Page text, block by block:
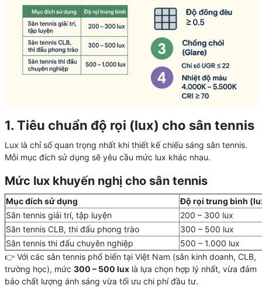
1. Tiêu chuẩn độ rọi (lux) cho sân tennis
Lux là chỉ số quan trọng nhất khi thiết kế chiếu sáng sân tennis.
Mỗi mục đích sử dụng sẽ yêu cầu mức lux khác nhau.
Mức lux khuyến nghị cho sân tennis
Mục đích sử dụng
Độ rọi trung bình
Sân tennis giải trí, tập luyện
200 – 300 lux
Sân tennis CLB, thi đấu phong trào
300 – 500 lux
Sân tennis thi đấu chuyên nghiệp
500 – 1.000 lux
👉 Với các sân tennis phổ biến tại Việt Nam (sân kinh doanh, CLB,
trường học), mức 300 – 500 luxlà lựa chọn hợp lý nhất, vừa đảm
bảo chất lượng ánh sáng vừa tối ưu chi phí đầu tư.